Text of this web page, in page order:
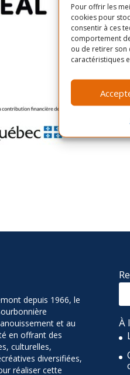
Pour offrir les
cookies pour
consentir à ces
comportement
ou de retirer son
caractéristiques
depuis 1966, le
et au
en offrant des
culturelles,
diversifiées,
réaliser cette
À